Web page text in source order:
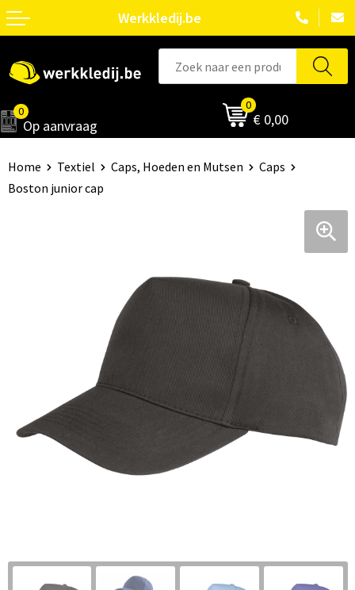
Werkkledij.be
0
Op aanvraag
0
€ 0,00
Home Textiel Caps, Hoeden en Mutsen
Caps
Boston junior cap